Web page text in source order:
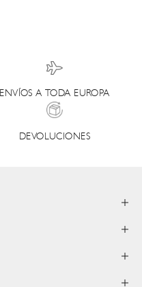
ENVÍOS A TODA EUROPA
DEVOLUCIONES